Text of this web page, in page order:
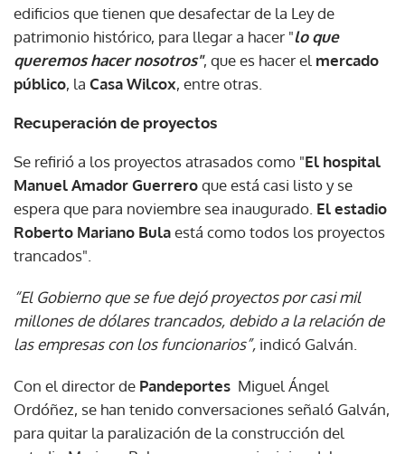
edificios que tienen que desafectar de la Ley de
patrimonio histórico, para llegar a hacer "lo que
queremos hacer nosotros", que es hacer el mercado
público, la Casa Wilcox, entre otras.
Recuperación de proyectos
Se refirió a los proyectos atrasados como "El hospital
Manuel Amador Guerreroque está casi listo y se
espera que para noviembre sea inaugurado. El estadio
Roberto Mariano Bulaestá como todos los proyectos
trancados".
“El Gobierno que se fue dejó proyectos por casi mil
millones de dólares trancados, debido a la relación de
las empresas con los funcionarios”, indicó Galván.
Con el director de Pandeportes Miguel Ángel
Ordóñez, se han tenido conversaciones señaló Galván,
para quitar la paralización de la construcción del